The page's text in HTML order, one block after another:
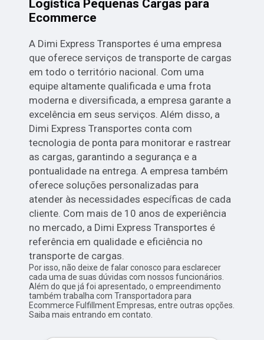
Logística Pequenas Cargas para
Ecommerce
A Dimi Express Transportes é uma empresa
que oferece serviços de transporte de cargas
em todo o território nacional. Com uma
equipe altamente qualificada e uma frota
moderna e diversificada, a empresa garante a
excelência em seus serviços. Além disso, a
Dimi Express Transportes conta com
tecnologia de ponta para monitorar e rastrear
as cargas, garantindo a segurança e a
pontualidade na entrega. A empresa também
oferece soluções personalizadas para
atender às necessidades específicas de cada
cliente. Com mais de 10 anos de experiência
no mercado, a Dimi Express Transportes é
referência em qualidade e eficiência no
transporte de cargas.
Por isso, não deixe de falar conosco para esclarecer
cada uma de suas dúvidas com nossos funcionários.
Além do que já foi apresentado, o empreendimento
também trabalha com Transportadora para
Ecommerce Fulfillment Empresas, entre outras opções.
Saiba mais entrando em contato.